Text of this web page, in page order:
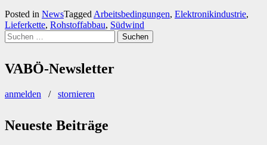
Posted in NewsTagged Arbeitsbedingungen, Elektronikindustrie,
Lieferkette, Rohstoffabbau, Südwind
Suchen
nach:
VABÖ-Newsletter
anmelden / stornieren
Neueste Beiträge